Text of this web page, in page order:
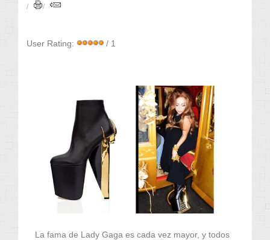
User Rating: / 1
La fama de Lady Gaga es cada vez mayor, y todos